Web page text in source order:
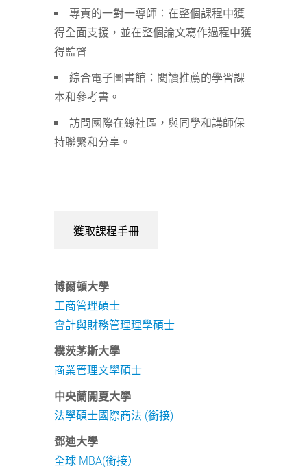
專責的一對一導師：在整個課程中獲
得全面支援，並在整個論文寫作過程中獲
得監督
綜合電子圖書館：閱讀推薦的學習課
本和參考書。
訪問國際在線社區，與同學和講師保
持聯繫和分享。
獲取課程手冊
博爾頓大學
工商管理碩士
會計與財務管理理學碩士
樸茨茅斯大學
商業管理文學碩士
中央蘭開夏大學
法學碩士國際商法 (銜接)
鄧迪大學
全球 MBA(銜接）